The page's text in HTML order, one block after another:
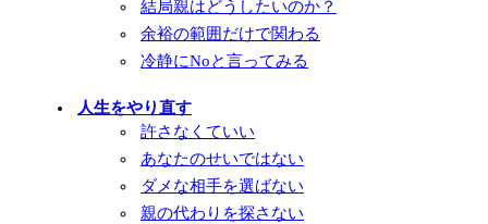
結局親はどうしたいのか？
余裕の範囲だけで関わる
冷静にNoと言ってみる
人生をやり直す
許さなくていい
あなたのせいではない
ダメな相手を選ばない
親の代わりを探さない